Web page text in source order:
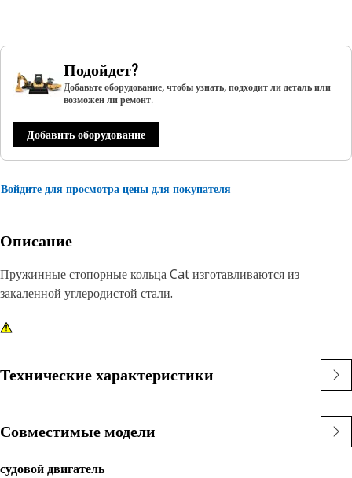
Подойдет?
Добавьте оборудование, чтобы узнать, подходит ли деталь или
возможен ли ремонт.
Добавить оборудование
Войдите для просмотра цены для покупателя
Описание
Пружинные стопорные кольца Cat изготавливаются из
закаленной углеродистой стали.
Технические характеристики
Совместимые модели
судовой двигатель